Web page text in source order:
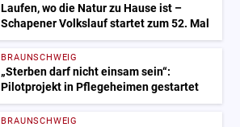
Laufen, wo die Natur zu Hause ist –
Schapener Volkslauf startet zum 52. Mal
BRAUNSCHWEIG
„Sterben darf nicht einsam sein“:
Pilotprojekt in Pflegeheimen gestartet
BRAUNSCHWEIG